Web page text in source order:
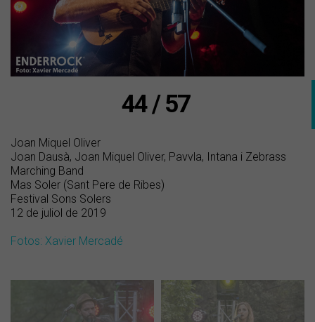
44 / 57
Joan Miquel Oliver
Joan Dausà, Joan Miquel Oliver, Pavvla, Intana i Zebrass
Marching Band
Mas Soler (Sant Pere de Ribes)
Festival Sons Solers
12 de juliol de 2019
Fotos: Xavier Mercadé